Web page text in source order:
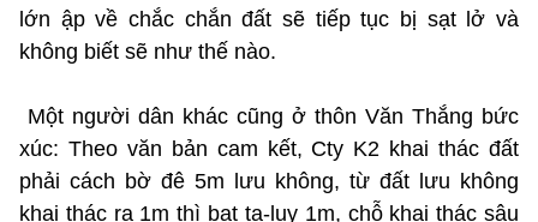
lớn ập về chắc chắn đất sẽ tiếp tục bị sạt lở và
không biết sẽ như thế nào.
Một người dân khác cũng ở thôn Văn Thắng bức
xúc: Theo văn bản cam kết, Cty K2 khai thác đất
phải cách bờ đê 5m lưu không, từ đất lưu không
khai thác ra 1m thì bạt ta-luy 1m, chỗ khai thác sâu